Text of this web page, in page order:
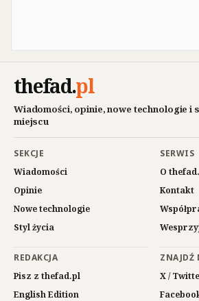
thefad.pl
Wiadomości, opinie, nowe technologie i
miejscu
SEKCJE
Wiadomości
Opinie
Nowe technologie
Styl życia
SERWIS
O
Kontakt
REDAKCJA
Pisz z thefad.pl
English Edition
ZNAJDŹ
X /